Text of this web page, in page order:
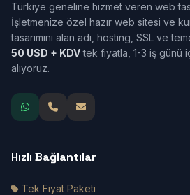
Türkiye geneline hizmet veren web
İşletmenize özel hazır web sitesi ve
tasarımını alan adı, hosting, SSL ve
50 USD + KDVtek fiyatla, 1-3 iş günü
alıyoruz.
Hızlı Bağlantılar
Tek Fiyat Paketi